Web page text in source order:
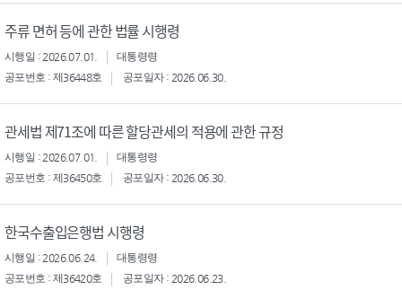
주류 면허 등에 관한 법률 시행령
시행일 : 2026.07.01.
대통령령
공포번호 : 제36448호
공포일자 : 2026.06.30.
관세법 제71조에 따른 할당관세의 적용에 관한 규정
시행일 : 2026.07.01.
대통령령
공포번호 : 제36450호
공포일자 : 2026.06.30.
한국수출입은행법 시행령
시행일 : 2026.06.24.
대통령령
공포번호 : 제36420호
공포일자 : 2026.06.23.